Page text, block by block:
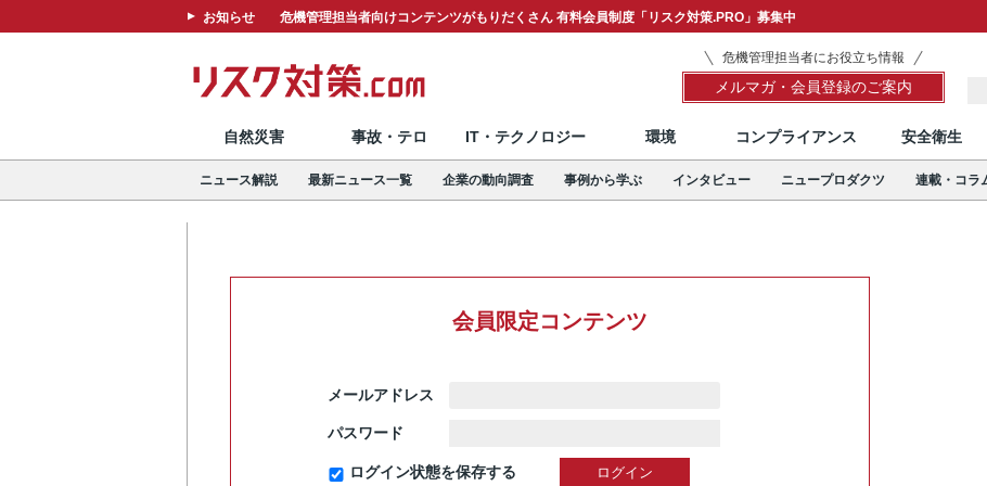
お知らせ 危機管理担当者向けコンテンツがもりだくさん 有料会員制度「リスク対策.PRO」募集中
危機管理担当者にお役立ち情報
メルマガ・会員登録のご案内
自然災害 事故・テロ IT・テクノロジー 環境 コンプライアンス 安全衛生
ニュース解説 最新ニュース一覧 企業の動向調査 事例から学ぶ インタビュー ニュープロダクツ 連載・コラ
会員限定コンテンツ
メールアドレス
パスワード
ログイン状態を保存する